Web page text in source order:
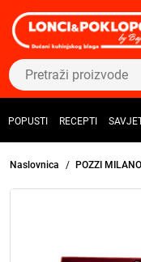
POPUSTI RECEPTI
Naslovnica POZZI MILANO